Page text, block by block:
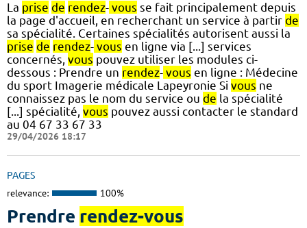
La prise de rendez- vous se fait principalement depuis
la page d'accueil, en recherchant un service à partir de
sa spécialité. Certaines spécialités autorisent aussi la
prise de rendez- vous en ligne via [...] services
concernés, vous pouvez utiliser les modules ci-
dessous : Prendre un rendez- vous en ligne : Médecine
du sport Imagerie médicale Lapeyronie Si vous ne
connaissez pas le nom du service ou de la spécialité
[...] spécialité, vous pouvez aussi contacter le standard
au 04 67 33 67 33
29/04/2026 18:17
PAGES
relevance: 100%
Prendre rendez-vous